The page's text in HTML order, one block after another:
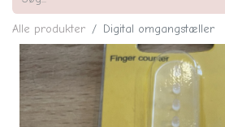
Alle produkter Digital omgangstæller